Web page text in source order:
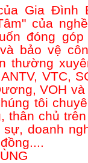
Gia Đình
của
đóng góp
bảo vệ
thường
VTC,
VOH và
tôi
thân chủ
doanh